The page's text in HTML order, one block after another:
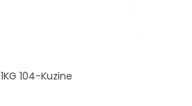
1KG 104-Kuzine